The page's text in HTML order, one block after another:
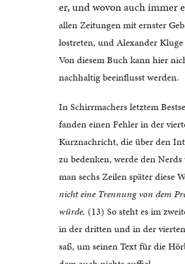
er, und wovon auch immer
allen Zeitungen mit ernster
lostreten, und Alexander
Von diesem Buch kann hier
nachhaltig beeinflusst werden.
In Schirrmachers letztem
fanden einen Fehler in der
Kurznachricht, die über den
zu bedenken, werde den
man sechs Zeilen später diese
nicht eine Trennung von dem
würde. (13) So steht es im
in der dritten und in der
saß, um seinen Text für die